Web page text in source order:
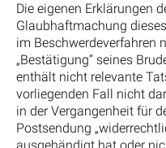
Die eigenen Erklärungen
Glaubhaftmachung
im Beschwerdeverfahren
„Bestätigung“ seines
enthält nicht relevante
vorliegenden Fall nicht
in der Vergangenheit für
Postsendung